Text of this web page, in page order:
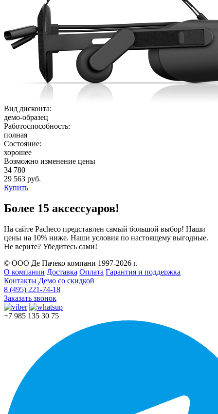
Вид дисконта:
демо-образец
Работоспособность:
полная
Состояние:
хорошее
Возможно изменение цены
34 780
29 563 руб.
Купить
Более 15 аксессуаров!
На сайте Pacheco представлен самый большой выбор! Наши
цены на 10% ниже. Наши условия по настоящему выгодные.
Не верите? Убедитесь сами!
© ООО Де Пачеко компани 1997-2026 г.
О компании Доставка Оплата Гарантия и поддержка
Контакты Демо со скидкой
8 (495) 221-74-18
Заказать звонок
+7 985 135 30 75